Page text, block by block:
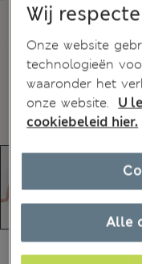
€80,00 Alle prijzen
Wij
Onze website
technologieën
waaronder het
onze website.
U
cookiebeleid hier.
Alle